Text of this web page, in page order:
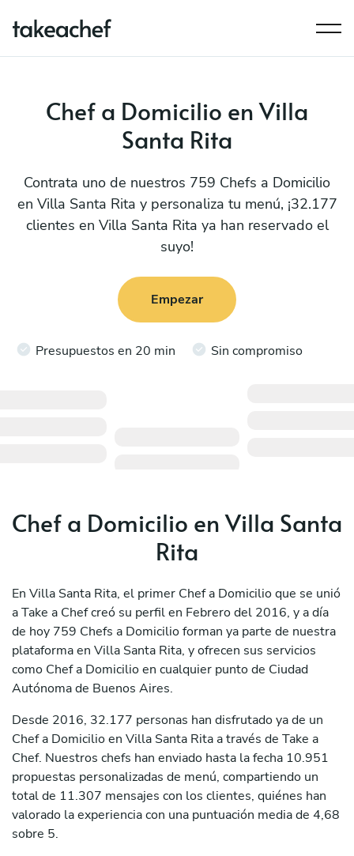
Chef a Domicilio en Villa
Santa Rita
Contrata uno de nuestros 759 Chefs a Domicilio
en Villa Santa Rita y personaliza tu menú, ¡32.177
clientes en Villa Santa Rita ya han reservado el
suyo!
Empezar
Presupuestos en 20 min Sin compromiso
Chef a Domicilio en Villa Santa
Rita
En Villa Santa Rita, el primer Chef a Domicilio que se unió
a Take a Chef creó su perfil en Febrero del 2016, y a día
de hoy 759 Chefs a Domicilio forman ya parte de nuestra
plataforma en Villa Santa Rita, y ofrecen sus servicios
como Chef a Domicilio en cualquier punto de Ciudad
Autónoma de Buenos Aires.
Desde 2016, 32.177 personas han disfrutado ya de un
Chef a Domicilio en Villa Santa Rita a través de Take a
Chef. Nuestros chefs han enviado hasta la fecha 10.951
propuestas personalizadas de menú, compartiendo un
total de 11.307 mensajes con los clientes, quiénes han
valorado la experiencia con una puntuación media de 4,68
sobre 5.